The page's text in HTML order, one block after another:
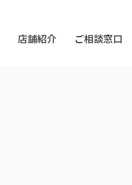
店舗紹介 ご相談窓口